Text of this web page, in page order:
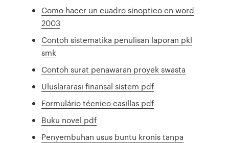
Como hacer un cuadro sinoptico en word
2003
Contoh sistematika penulisan laporan pkl
smk
Contoh surat penawaran proyek swasta
Uluslararası finansal sistem pdf
Formulário técnico casillas pdf
Buku novel pdf
Penyembuhan usus buntu kronis tanpa